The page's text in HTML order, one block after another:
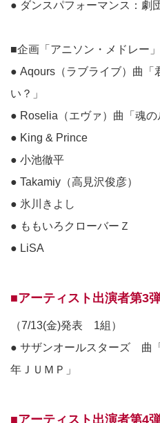
● ダンスパフォーマンス：劇
■企画「アニソン・メドレー」
● Aqours（ラブライブ）曲「
い？」
● Roselia（エヴァ）曲「魂の
● King & Prince
● 小池徹平
● Takamiy（高見沢俊彦）
● 氷川きよし
● ももいろクローバーＺ
● LiSA
■アーティスト出演者第3
（7/13(金)発表 1組）
● サザンオールスターズ 曲
年ＪＵＭＰ」
■アーティスト出演者第4